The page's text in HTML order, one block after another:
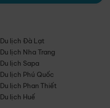
Du lịch Đà Lạt
Du lịch Nha Trang
Du lịch Sapa
Du lịch Phú Quốc
Du lịch Phan Thiết
Du lịch Huế